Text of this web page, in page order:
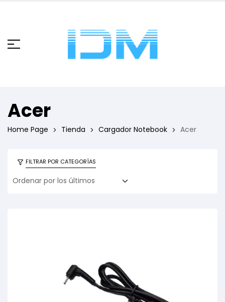
Acer
Home Page Tienda Cargador Notebook Acer
FILTRAR POR CATEGORÍAS